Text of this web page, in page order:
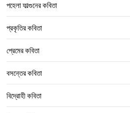
পহেলা ফাল্গুনের কবিতা
প্রকৃতির কবিতা
প্রেমের কবিতা
বসন্তের কবিতা
বিদ্রোহী কবিতা